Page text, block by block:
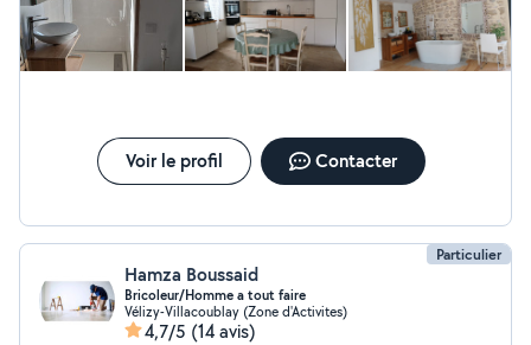
Voir le profil Contacter
Particulier
Hamza Boussaid
Bricoleur/Homme a tout faire
Vélizy-Villacoublay (Zone d'Activites)
4,7/5 (14 avis)